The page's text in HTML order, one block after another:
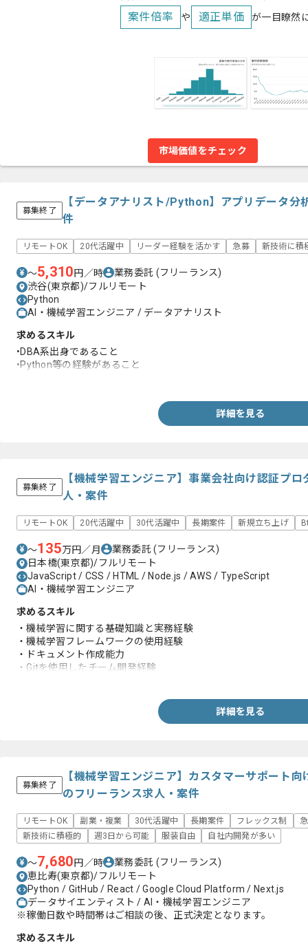
案件倍率 や 適正単価 が一目瞭然
市場価値をチェック
募集終了
【データアナリスト/Python】アプリデータ分
件
リモートOK 20代活躍中 リーダー経験を活かす 急募 新技術に積
〜5,310円／時 業務委託 (フリーランス)
渋谷(東京都)/フルリモート
Python
AI・機械学習エンジニア / データアナリスト
求めるスキル
•DBA系出身であること
•Python等の経験があること
詳細を見る
募集終了
【機械学習エンジニア】事業会社向け認証プ
人・案件
リモートOK 20代活躍中 30代活躍中 長期案件 新規立ち上げ
〜135万円／月 業務委託(フリーランス)
日本橋(東京都)/フルリモート
JavaScript / CSS / HTML / Node.js / AWS / TypeScript
AI・機械学習エンジニア
求めるスキル
・機械学習に関する基礎知識と実務経験
・機械学習フレームワークの使用経験
・ドキュメント作成能力
・Gitを使用したチーム開発経験
詳細を見る
募集終了
【機械学習エンジニア】カスタマーサポート
のフリーランス求人・案件
リモートOK 副業・複業 30代活躍中 長期案件 フレックス制
新技術に積極的
週3日から可能 服装自由 自社内開発が多い
〜7,680円／時 業務委託 (フリーランス)
恵比寿(東京都)/フルリモート
Python / GitHub / React / Google Cloud Platform / Next.js
データサイエンティスト / AI・機械学習エンジニア
※稼働日数や時間帯はご相談の後、正式決定となります。
求めるスキル